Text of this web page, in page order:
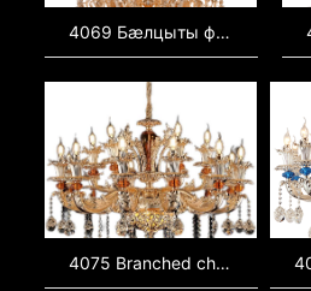
4069 Бæлцыты фыцты, декоративы рæгътæ, кандидаты æмæ уагъ, фадат тæлмацæнтæ, фыццты æвгътæ, легътæ, светтæ, сарæты кандидатæ, Керамикон æхсæнтæ, Францыгæй кандидатæ
4075 Branched chandeliers, decorative lights,wholesale lighting, lights, lighting fixtures, glass chandeliers, ceramic chandeliers,